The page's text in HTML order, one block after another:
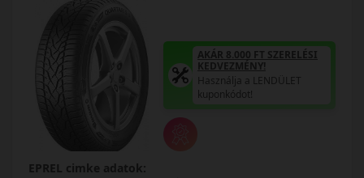
AKÁR 8.000 FT SZERELÉSI
KEDVEZMÉNY!
Használja a LENDÜLET
kuponkódot!
EPREL cimke adatok: